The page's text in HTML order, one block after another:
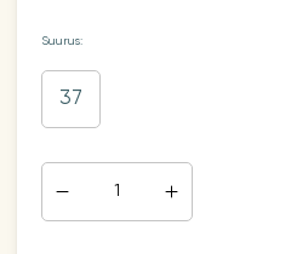
Suurus:
37